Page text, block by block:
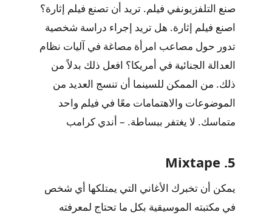
صنع التلفزيونفي فيلم. تريد أن تصنع فيلم إثارة؟
اصنع فيلم إثارة. هل تريد إجراء دراسة شخصية
تدور حول مصاعب امرأة مصاغة في آليات نظام
العدالة الجنائية في أمريكا؟ افعل ذلك بدلاً من
ذلك. من الممكن للسينما أن تنسج العديد من
الموضوعات والاهتمامات معًا في فيلم واحد
متماسك. لا يغتفر ببساطة. – أندي كرامب
5. Mixtape
يمكن أن تخبرك الأغاني التي يمتلكها أي شخص
في مكتبته الموسيقية بكل ما تحتاج لمعرفته